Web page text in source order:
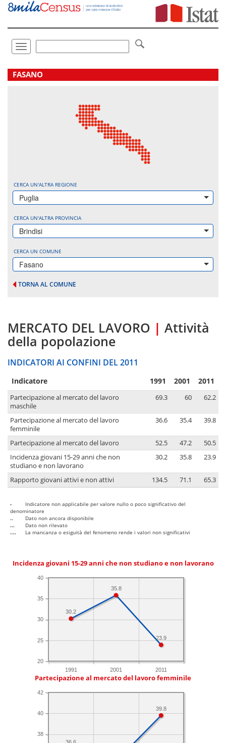
Vai
direttamente
Toggle
navigation
.
FASANO
CERCA UN'ALTRA REGIONE
Puglia
CERCA UN'ALTRA PROVINCIA
Brindisi
CERCA UN COMUNE
Fasano
TORNA AL COMUNE
MERCATO DEL LAVORO | Attività
della popolazione
INDICATORI AI CONFINI DEL 2011
Indicatore 1991 2001 2011
Partecipazione al mercato del lavoro
maschile
69.3 60 62.2
Partecipazione al mercato del lavoro
femminile
36.6 35.4 39.8
Partecipazione al mercato del lavoro 52.5 47.2
50.5
Incidenza giovani 15-29 anni che non
studiano e non lavorano
30.2 35.8 23.9
Rapporto giovani attivi e non attivi 134.5 71.1 65.3
-
Indicatore non applicabile per valore nullo o poco significativo del
denominatore
..
Dato non ancora disponibile
...
Dato non rilevato
....
La mancanza o esiguità del fenomeno rende i valori non significativi
Incidenza giovani 15-29 anni che non studiano e non lavorano
1991 2001 2011
20
25
30
35
40
23.9
35.8
30.2
Partecipazione al mercato del lavoro femminile
38
40
42
39.8